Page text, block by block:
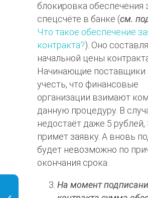
блокировка обеспечения
спецсчёте в банке (см.
Что такое обеспечение
контракта?). Оно
начальной цены
Начинающие поставщики
учесть, что финансовые
организации взимают
данную процедуру. В
недостаёт даже 5
примет заявку. А вновь
будет невозможно по
окончания срока.
На момент